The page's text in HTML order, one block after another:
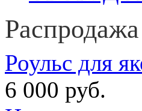
Распродажа
Роульс для
6 000 руб.